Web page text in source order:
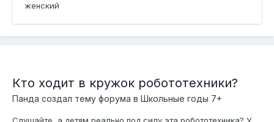
женский
Кто ходит в кружок робототехники?
Панда создал тему форума в Школьные годы 7+